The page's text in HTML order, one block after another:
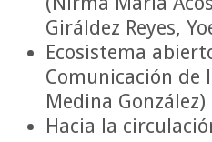
Giráldez Reyes,
Ecosistema
Comunicación de
Medina González)
Hacia la